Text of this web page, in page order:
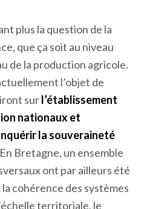
plus la question de la
que ça soit au niveau
de la production agricole.
l’objet de
surl’établissement
nationaux et
la souveraineté
Bretagne, un ensemble
ont par ailleurs été
cohérence des systèmes
territoriale, le